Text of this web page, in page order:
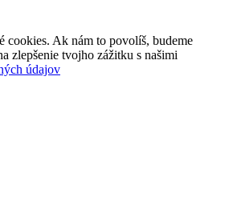
cookies. Ak nám to povolíš, budeme
zlepšenie tvojho zážitku s našimi
údajov